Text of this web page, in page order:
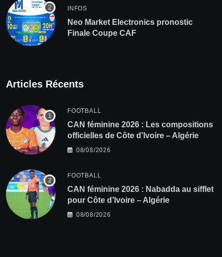
INFOS
Neo Market Electronics pronostic
Finale Coupe CAF
Articles Récents
FOOTBALL
‎CAN féminine 2026 : Les compositions
officielles de Côte d’Ivoire – Algérie
08/08/2026
FOOTBALL
‎CAN féminine 2026 : Nabadda au sifflet
pour Côte d’Ivoire – Algérie
08/08/2026